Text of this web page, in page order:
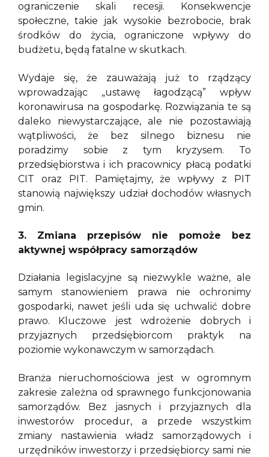
ograniczenie skali recesji. Konsekwencje
społeczne, takie jak wysokie bezrobocie, brak
środków do życia, ograniczone wpływy do
budżetu, będą fatalne w skutkach.
Wydaje się, że zauważają już to rządzący
wprowadzając „ustawę łagodzącą” wpływ
koronawirusa na gospodarkę. Rozwiązania te są
daleko niewystarczające, ale nie pozostawiają
wątpliwości, że bez silnego biznesu nie
poradzimy sobie z tym kryzysem. To
przedsiębiorstwa i ich pracownicy płacą podatki
CIT oraz PIT. Pamiętajmy, że wpływy z PIT
stanowią największy udział dochodów własnych
gmin.
3. Zmiana przepisów nie pomoże bez
aktywnej współpracy samorządów
Działania legislacyjne są niezwykle ważne, ale
samym stanowieniem prawa nie ochronimy
gospodarki, nawet jeśli uda się uchwalić dobre
prawo. Kluczowe jest wdrożenie dobrych i
przyjaznych przedsiębiorcom praktyk na
poziomie wykonawczym w samorządach.
Branża nieruchomościowa jest w ogromnym
zakresie zależna od sprawnego funkcjonowania
samorządów. Bez jasnych i przyjaznych dla
inwestorów procedur, a przede wszystkim
zmiany nastawienia władz samorządowych i
urzędników inwestorzy i przedsiębiorcy sami nie